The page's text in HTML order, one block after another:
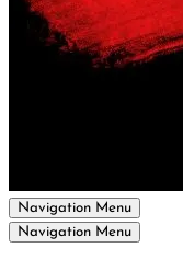
Navigation Menu
Navigation Menu